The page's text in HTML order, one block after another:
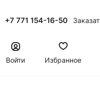
+7 771 154-16-50
Войти
Избранное